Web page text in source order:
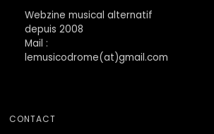
Webzine musical alternatif
depuis 2008
Mail :
lemusicodrome(at)gmail.com
CONTACT